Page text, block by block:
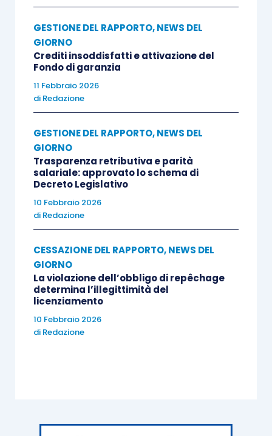
GESTIONE DEL RAPPORTO,NEWS DEL
GIORNO
Crediti insoddisfatti e attivazione del
Fondo di garanzia
11 Febbraio 2026
di Redazione
GESTIONE DEL RAPPORTO,NEWS DEL
GIORNO
Trasparenza retributiva e parità
salariale: approvato lo schema di
Decreto Legislativo
10 Febbraio 2026
di Redazione
CESSAZIONE DEL RAPPORTO,NEWS DEL
GIORNO
La violazione dell’obbligo di repêchage
determina l’illegittimità del
licenziamento
10 Febbraio 2026
di Redazione